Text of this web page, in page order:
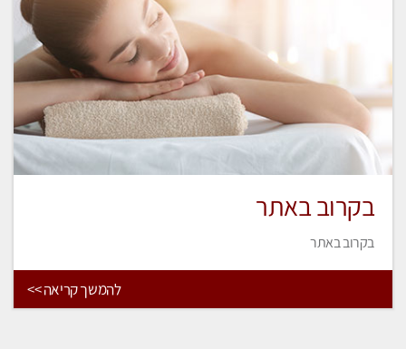
בקרוב באתר
בקרוב באתר
להמשך קריאה >>